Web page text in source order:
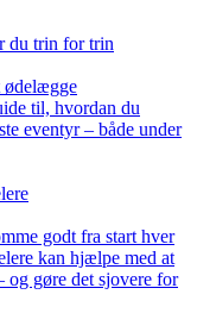
du trin for trin
ødelægge
til, hvordan du
eventyr – både under
godt fra start hver
kan hjælpe med at
og gøre det sjovere for